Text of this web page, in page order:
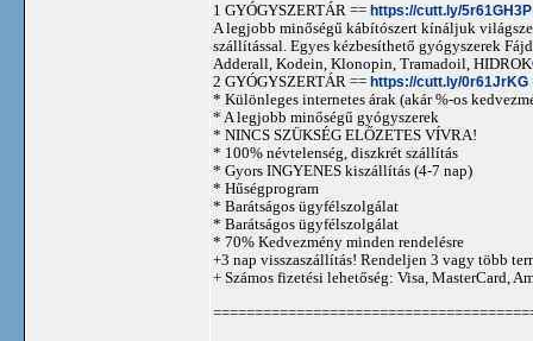
1 GYÓGYSZERTÁR == https://cutt.ly/5r61GH3P
A legjobb minőségű kábítószert kínáljuk
szállítással. Egyes kézbesíthető gyógyszerek
Adderall, Kodein, Klonopin, Tramadoil,
2 GYÓGYSZERTÁR == https://cutt.ly/0r61JrKG
* Különleges internetes árak (akár %-os
* A legjobb minőségű gyógyszerek
* NINCS SZÜKSÉG ELŐZETES VÍVRA!
* 100% névtelenség, diszkrét szállítás
* Gyors INGYENES kiszállítás (4-7 nap)
* Hűségprogram
* Barátságos ügyfélszolgálat
* Barátságos ügyfélszolgálat
* 70% Kedvezmény minden rendelésre
+3 nap visszaszállítás! Rendeljen 3 vagy több
+ Számos fizetési lehetőség: Visa, MasterCard,